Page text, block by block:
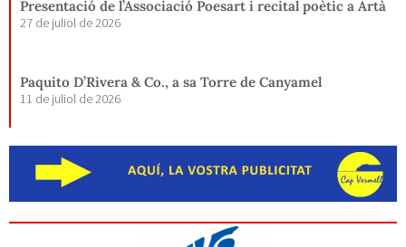
Presentació de l’Associació Poesart i recital poètic a Artà
27 de juliol de 2026
Paquito D’Rivera & Co., a sa Torre de Canyamel
11 de juliol de 2026